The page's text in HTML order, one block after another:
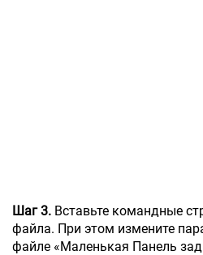
Шаг 3. Вставьте командные
файла. При этом измените
файле «Маленькая Панель